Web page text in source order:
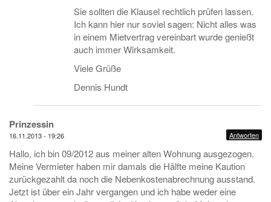
Sie sollten die Klausel rechtlich prüfen lassen.
Ich kann hier nur soviel sagen: Nicht alles was
in einem Mietvertrag vereinbart wurde genießt
auch immer Wirksamkeit.
Viele Grüße
Dennis Hundt
Prinzessin
16.11.2013 - 19:26 Antworten
Hallo, ich bin 09/2012 aus meiner alten Wohnung ausgezogen.
Meine Vermieter haben mir damals die Hälfte meine Kaution
zurückgezahlt da noch die Nebenkostenabrechnung ausstand.
Jetzt ist über ein Jahr vergangen und ich habe weder eine